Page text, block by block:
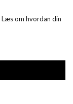
Læs om hvordan din